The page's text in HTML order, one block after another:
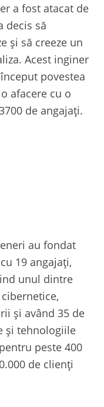
a fost atacat de
decis să
și să creeze un
Acest inginer
povestea
afacere cu o
de angajați.
au fondat
19 angajați,
unul dintre
și având 35 de
și tehnologiile
peste 400
de clienți